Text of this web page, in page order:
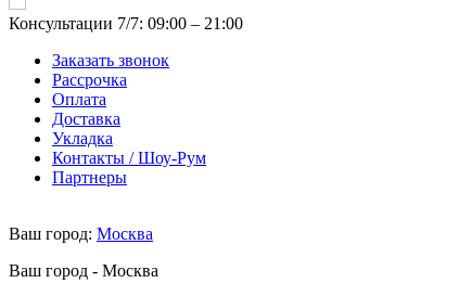
Консультации 7/7: 09:00 ‒ 21:00
Заказать звонок
Рассрочка
Оплата
Доставка
Укладка
Контакты / Шоу-Рум
Партнеры
Ваш город: Москва
Ваш город - Москва